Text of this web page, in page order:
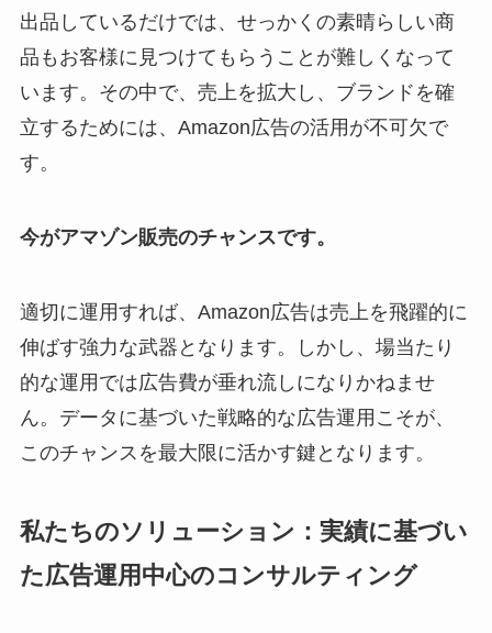
出品しているだけでは、せっかくの素晴らしい商
品もお客様に見つけてもらうことが難しくなって
います。その中で、売上を拡大し、ブランドを確
立するためには、Amazon広告の活用が不可欠で
す。
今がアマゾン販売のチャンスです。
適切に運用すれば、Amazon広告は売上を飛躍的に
伸ばす強力な武器となります。しかし、場当たり
的な運用では広告費が垂れ流しになりかねませ
ん。データに基づいた戦略的な広告運用こそが、
このチャンスを最大限に活かす鍵となります。
私たちのソリューション：実績に基づい
た広告運用中心のコンサルティング